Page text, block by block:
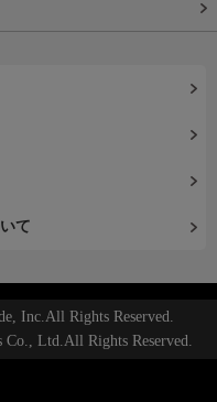
て
Inc.All Rights Reserved.
Ltd.All Rights Reserved.